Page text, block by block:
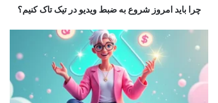
چرا باید امروز شروع به ضبط ویدیو در تیک تاک کنیم؟